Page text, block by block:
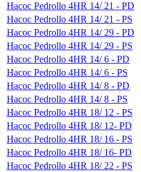
Насос Pedrollo 4HR 14/ 21 - PD
Насос Pedrollo 4HR 14/ 21 - PS
Насос Pedrollo 4HR 14/ 29 - PD
Насос Pedrollo 4HR 14/ 29 - PS
Насос Pedrollo 4HR 14/ 6 - PD
Насос Pedrollo 4HR 14/ 6 - PS
Насос Pedrollo 4HR 14/ 8 - PD
Насос Pedrollo 4HR 14/ 8 - PS
Насос Pedrollo 4HR 18/ 12 - PS
Насос Pedrollo 4HR 18/ 12- PD
Насос Pedrollo 4HR 18/ 16 - PS
Насос Pedrollo 4HR 18/ 16- PD
Насос Pedrollo 4HR 18/ 22 - PS